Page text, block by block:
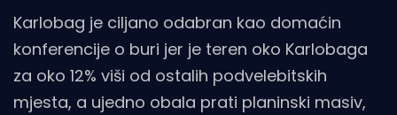
Karlobag je ciljano odabran kao domaćin
konferencije o buri jer je teren oko Karlobaga
za oko 12% viši od ostalih podvelebitskih
mjesta, a ujedno obala prati planinski masiv,